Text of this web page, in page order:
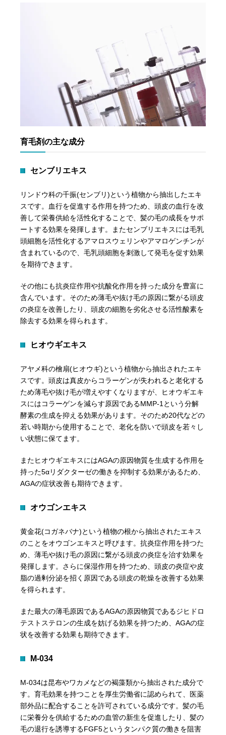
育毛剤の主な成分
センブリエキス
リンドウ科の千振(センブリ)という植物から抽出したエキ
スです。血行を促進する作用を持つため、頭皮の血行を改
善して栄養供給を活性化することで、髪の毛の成長をサポ
ートする効果を発揮します。またセンブリエキスには毛乳
頭細胞を活性化するアマロスウェリンやアマロゲンチンが
含まれているので、毛乳頭細胞を刺激して発毛を促す効果
を期待できます。
その他にも抗炎症作用や抗酸化作用を持った成分を豊富に
含んでいます。そのため薄毛や抜け毛の原因に繋がる頭皮
の炎症を改善したり、頭皮の細胞を劣化させる活性酸素を
除去する効果を得られます。
ヒオウギエキス
アヤメ科の檜扇(ヒオウギ)という植物から抽出されたエキ
スです。頭皮は真皮からコラーゲンが失われると老化する
ため薄毛や抜け毛が増えやすくなりますが、ヒオウギエキ
スにはコラーゲンを減らす原因であるMMP-1という分解
酵素の生成を抑える効果があります。そのため20代などの
若い時期から使用することで、老化を防いで頭皮を若々し
い状態に保てます。
またヒオウギエキスにはAGAの原因物質を生成する作用を
持った5αリダクターゼの働きを抑制する効果があるため、
AGAの症状改善も期待できます。
オウゴンエキス
黄金花(コガネバナ)という植物の根から抽出されたエキス
のことをオウゴンエキスと呼びます。抗炎症作用を持つた
め、薄毛や抜け毛の原因に繋がる頭皮の炎症を治す効果を
発揮します。さらに保湿作用を持つため、頭皮の炎症や皮
脂の過剰分泌を招く原因である頭皮の乾燥を改善する効果
を得られます。
また最大の薄毛原因であるAGAの原因物質であるジヒドロ
テストステロンの生成を妨げる効果を持つため、AGAの症
状を改善する効果も期待できます。
M-034
M-034は昆布やワカメなどの褐藻類から抽出された成分で
す。育毛効果を持つことを厚生労働省に認められて、医薬
部外品に配合することを許可されている成分です。髪の毛
に栄養分を供給するための血管の新生を促進したり、髪の
毛の退行を誘導するFGF5というタンパク質の働きを阻害